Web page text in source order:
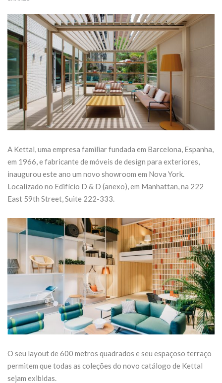
outubro
27 de Julho de 2026
CONTINUE READING
Fórum
21 de Julho de
CONTINUE
A Kettal, uma empresa familiar fundada em Barcelona, Espanha,
em 1966, e fabricante de móveis de design para exteriores,
inaugurou este ano um novo showroom em Nova York.
Localizado no Edifício D & D (anexo), em Manhattan, na 222
East 59th Street, Suite 222-333.
O seu layout de 600 metros quadrados e seu espaçoso terraço
permitem que todas as coleções do novo catálogo de Kettal
sejam exibidas.